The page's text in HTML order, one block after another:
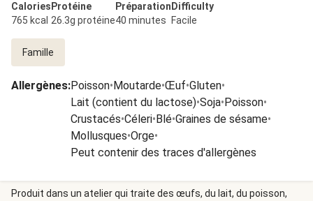
Calories
765 kcal
Protéine
26.3g protéine
Préparation
40 minutes
Difficulty
Facile
Famille
Allergènes:Poisson•Moutarde•Œuf•Gluten•
Lait (contient du lactose)•Soja•Poisson•
Crustacés•Céleri•Blé•Graines de sésame•
Mollusques•Orge•
Peut contenir des traces d'allergènes
Produit dans un atelier qui traite des œufs, du lait, du poisson,